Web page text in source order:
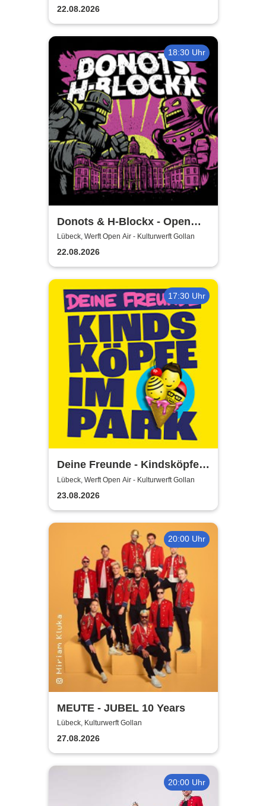
22.08.2026
18:30 Uhr
Donots & H-Blockx - Open
Airs 2026
Lübeck, Werft Open Air - Kulturwerft Gollan
22.08.2026
17:30 Uhr
Deine Freunde - Kindsköpfe
im Park - Open Air 2026
Lübeck, Werft Open Air - Kulturwerft Gollan
23.08.2026
20:00 Uhr
MEUTE - JUBEL 10 Years
Lübeck, Kulturwerft Gollan
27.08.2026
20:00 Uhr